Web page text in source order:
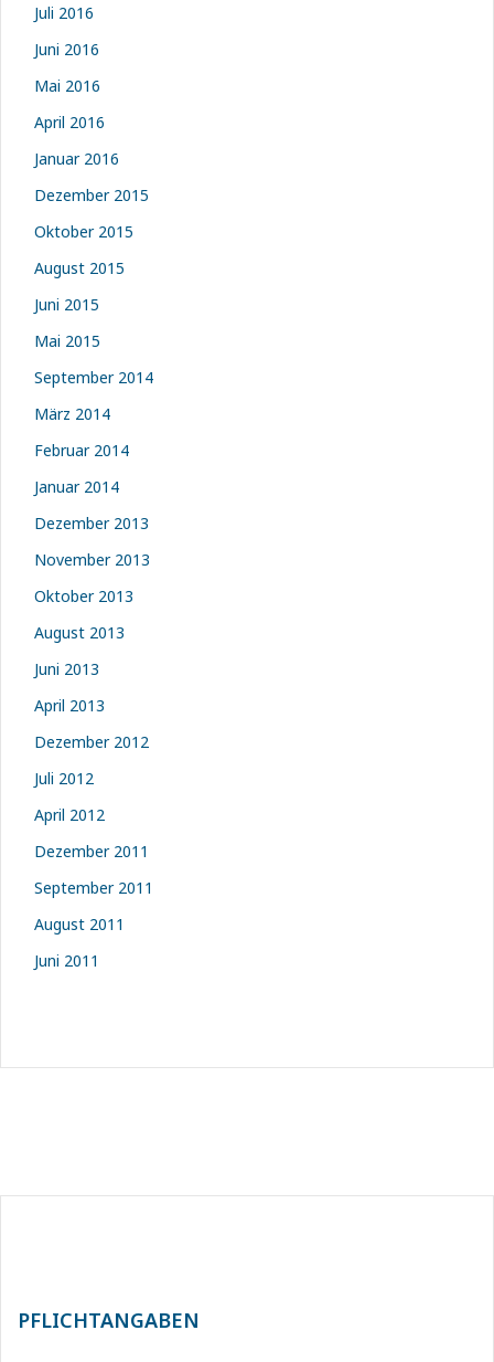
Juli 2016
Juni 2016
Mai 2016
April 2016
Januar 2016
Dezember 2015
Oktober 2015
August 2015
Juni 2015
Mai 2015
September 2014
März 2014
Februar 2014
Januar 2014
Dezember 2013
November 2013
Oktober 2013
August 2013
Juni 2013
April 2013
Dezember 2012
Juli 2012
April 2012
Dezember 2011
September 2011
August 2011
Juni 2011
PFLICHTANGABEN